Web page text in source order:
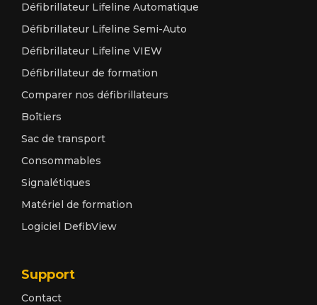
Défibrillateur Lifeline Automatique
Défibrillateur Lifeline Semi-Auto
Défibrillateur Lifeline VIEW
Défibrillateur de formation
Comparer nos défibrillateurs
Boîtiers
Sac de transport
Consommables
Signalétiques
Matériel de formation
Logiciel DefibView
Support
Contact